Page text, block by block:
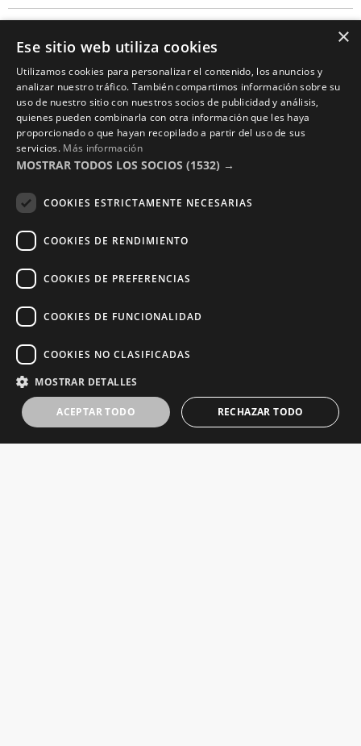
Copyright © 2016 – 2026 ZonaPlotter.com. All rights
reserved.
×
Ese sitio web utiliza cookies
Utilizamos cookies para personalizar el contenido, los anuncios y
analizar nuestro tráfico. También compartimos información sobre su
uso de nuestro sitio con nuestros socios de publicidad y análisis,
quienes pueden combinarla con otra información que les haya
proporcionado o que hayan recopilado a partir del uso de sus
servicios. Más información
MOSTRAR TODOS LOS SOCIOS (1532) →
COOKIES ESTRICTAMENTE NECESARIAS
COOKIES DE RENDIMIENTO
COOKIES DE PREFERENCIAS
COOKIES DE FUNCIONALIDAD
COOKIES NO CLASIFICADAS
MOSTRAR DETALLES
ACEPTAR TODO RECHAZAR TODO